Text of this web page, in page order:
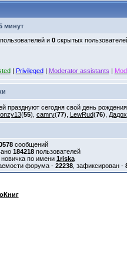
минут
и 0скрытых
| Privileged| Moderator assistants |
празднуют сегодня свой день рождения
(55), camry(77), LewRud(76), Дадох
сообщений
184218пользователей
по имени 1riska
форума - 22238, зафиксирован -